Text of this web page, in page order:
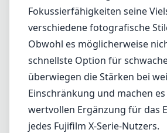
Technische
8mm
min. Brennweite
8mm